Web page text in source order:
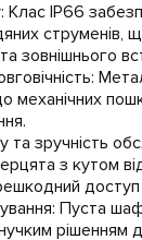
Клас IP66
струменів,
зовнішнього
до механічних
та зручність
з кутом
Пуста
рішенням